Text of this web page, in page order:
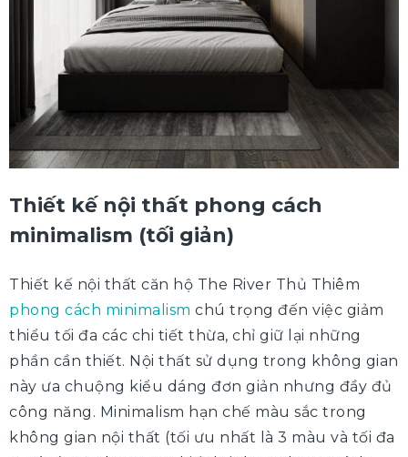
Thiết kế nội thất phong cách
minimalism (tối giản)
Thiết kế nội thất căn hộ The River Thủ Thiêm
phong cách minimalism chú trọng đến việc giảm
thiểu tối đa các chi tiết thừa, chỉ giữ lại những
phần cần thiết. Nội thất sử dụng trong không gian
này ưa chuộng kiểu dáng đơn giản nhưng đầy đủ
công năng. Minimalism hạn chế màu sắc trong
không gian nội thất (tối ưu nhất là 3 màu và tối đa